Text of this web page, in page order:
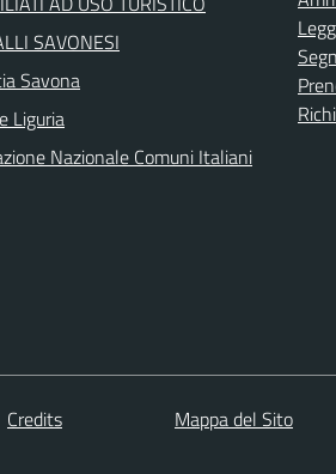
SAVONESI
Savona
Liguria
Nazionale Comuni Italiani
Credits Mappa del Sito